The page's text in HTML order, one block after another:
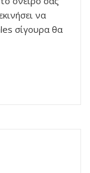
να
σίγουρα θα